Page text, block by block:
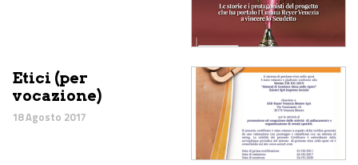
Etici (per
vocazione)
18 Agosto 2017